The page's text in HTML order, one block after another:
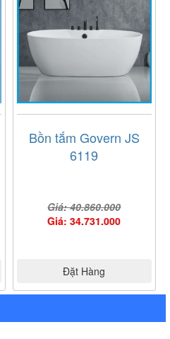
Bồn tắm Govern JS
6119
Giá: 40.860.000
Giá: 34.731.000
Đặt Hàng